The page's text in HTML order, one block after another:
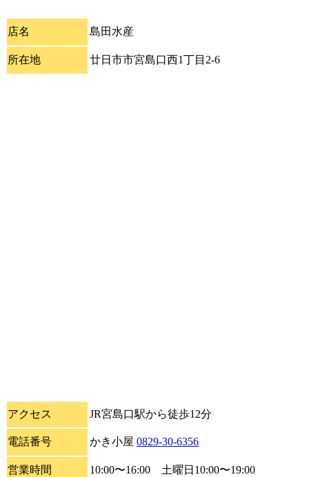
店名 島田水産
所在地 廿日市市宮島口西1丁目2-6
アクセス JR宮島口駅から徒歩12分
電話番号 かき小屋 0829-30-6356
営業時間 10:00〜16:00 土曜日10:00〜19:00